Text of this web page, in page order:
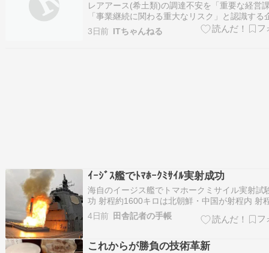
レアアース(希土類)の調達不安を「重要な経営
「事業継続に関わる重大なリスク」と認識する
部が80%に上ることが、民間の調査で判明した
依存の高さを課題とする割合も45%に達した。
3日前 ITちゃんねる
ｲｰｼﾞｽ艦でﾄﾏﾎｰｸﾐｻｲﾙ実射成功
海自のイージス艦でトマホークミサイル実射試
功 射程約1600キロは北朝鮮・中国が射程内 射
そ1600キロのアメリカ製の巡航ミサイル「トマ
ク」を発射するための改修を行っていた海上自
たと防衛省が発表していたが、トマ…
4日前 田舎記者の手帳
これからが勝負の技術革新